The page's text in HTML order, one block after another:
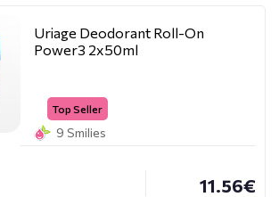
Uriage Deodorant Roll-On
Power3 2x50ml
Top Seller
9 Smilies
11.56€